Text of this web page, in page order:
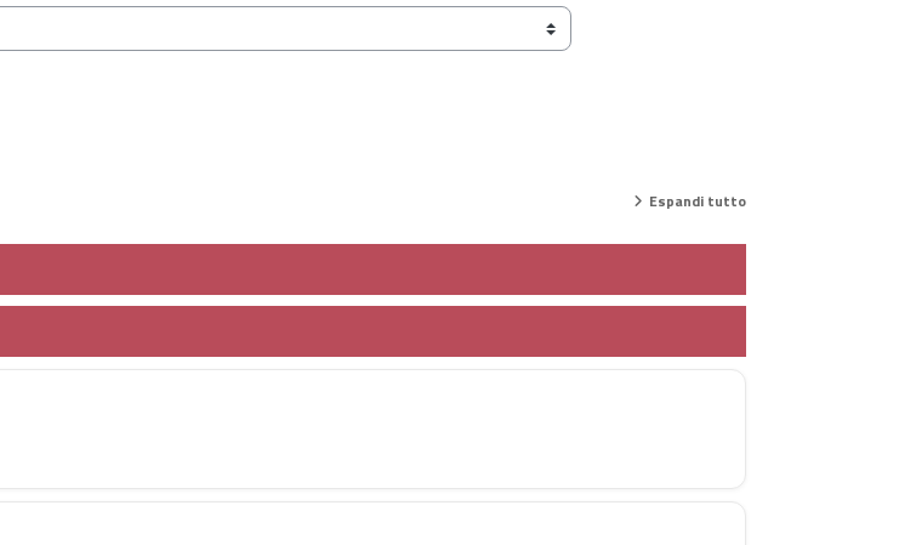
Espandi tutto